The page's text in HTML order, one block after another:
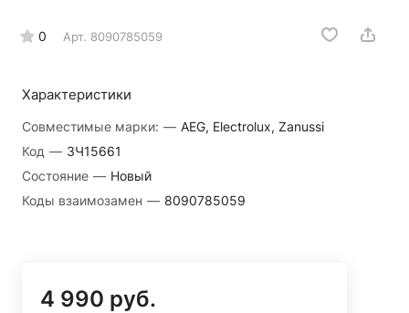
0 Арт. 8090785059
Характеристики
Совместимые марки: — AEG, Electrolux, Zanussi
Код — ЗЧ15661
Состояние — Новый
Коды взаимозамен — 8090785059
4 990 руб.